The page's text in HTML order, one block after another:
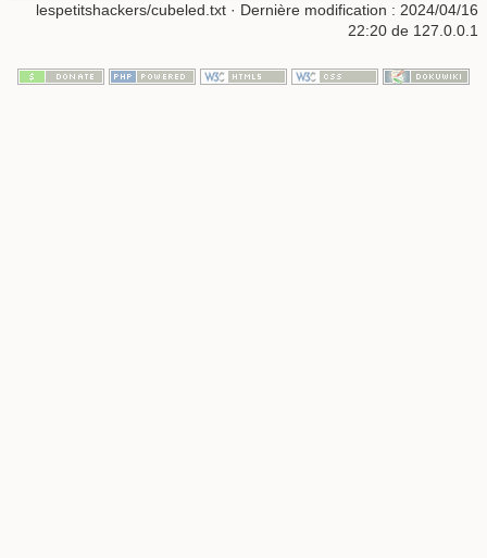
lespetitshackers/cubeled.txt · Dernière modification : 2024/04/16
22:20 de 127.0.0.1